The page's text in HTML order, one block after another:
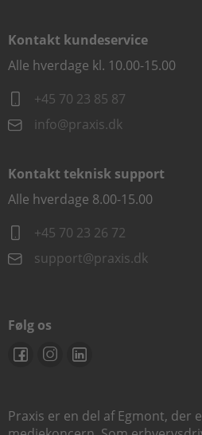
Kontakt kundeservice
Alle hverdage kl. 10.00-15.00
+45 70 23 85 87
info@praxis.dk
Kontakt teknisk support
Alle hverdage 8.00-15.00
+45 70 23 26 72
support@praxis.dk
Følg os
Praxis er en del af Egmont, der